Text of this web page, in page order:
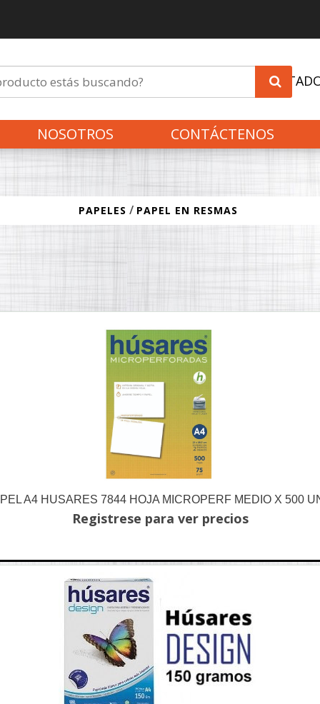
NOSOTROS CONTÁCTENOS
PAPELES / PAPEL EN RESMAS
A4 HUSARES 7844 HOJA MICROPERF MEDIO X 500
Registrese para ver precios